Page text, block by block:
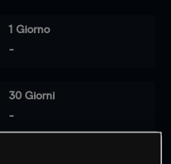
1 Giorno
-
30 Giorni
-